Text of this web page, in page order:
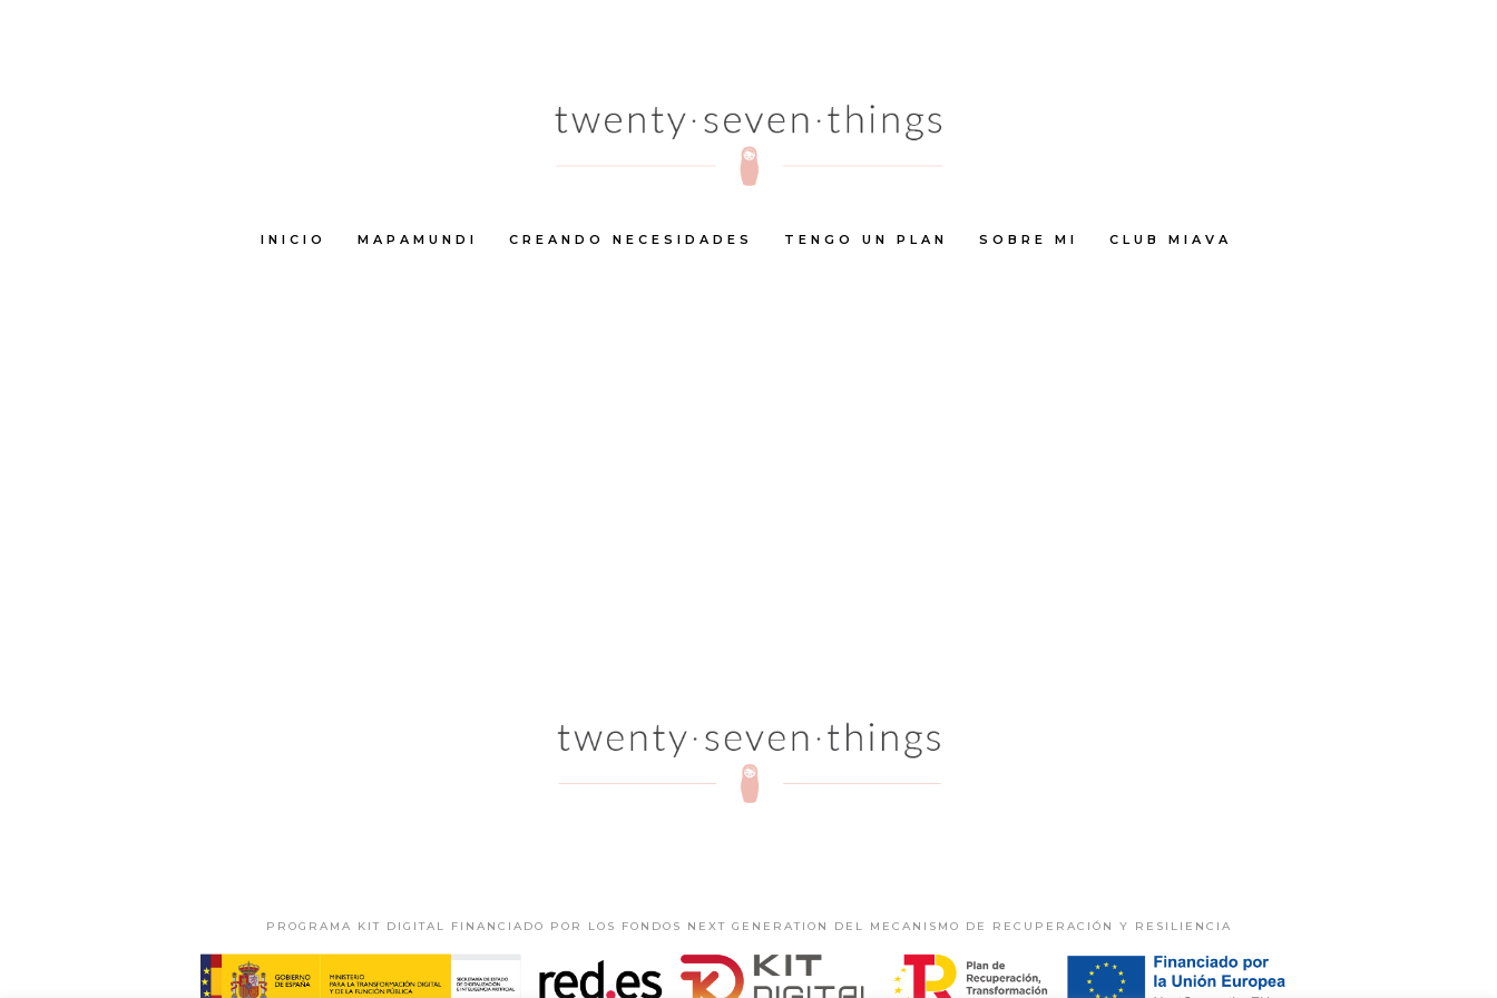
INICIO MAPAMUNDI CREANDO NECESIDADES TENGO UN PLAN SOBRE MI CLUB MIAVA
PROGRAMA KIT DIGITAL FINANCIADO POR LOS FONDOS NEXT GENERATION DEL MECANISMO DE RECUPERACIÓN Y RESILIENCIA